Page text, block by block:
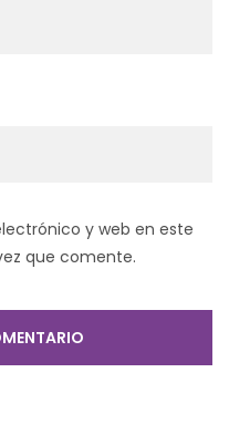
y web en este
que comente.